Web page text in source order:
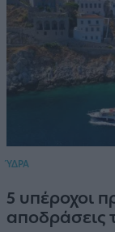
ΎΔΡΑ
5 υπέροχοι
αποδράσεις